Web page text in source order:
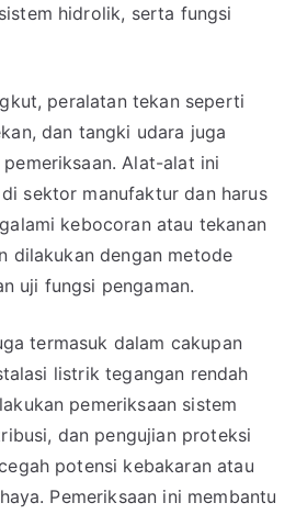
hidrolik, serta fungsi
peralatan tekan seperti
dan tangki udara juga
Alat-alat ini
sektor manufaktur dan harus
kebocoran atau tekanan
dilakukan dengan metode
uji fungsi pengaman.
termasuk dalam cakupan
listrik tegangan rendah
pemeriksaan sistem
dan pengujian proteksi
potensi kebakaran atau
Pemeriksaan ini membantu